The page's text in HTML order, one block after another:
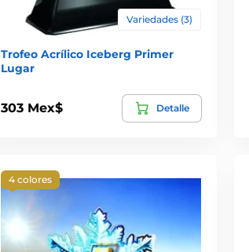
Variedades (3)
Trofeo Acrílico Iceberg Primer
Lugar
303 Mex$ Detalle
4 colores